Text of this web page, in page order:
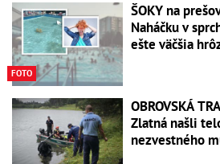
FOTO
ŠOKY na
Naháčku v
ešte väčšia
OBROVSKÁ
Zlatná našli
nezvestného